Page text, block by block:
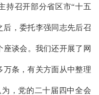
持召开部分省区市“十五
后，委托李强同志先后召
谈会。我们还开展了网
万条，有关方面从中整理
，党的二十届四中全会